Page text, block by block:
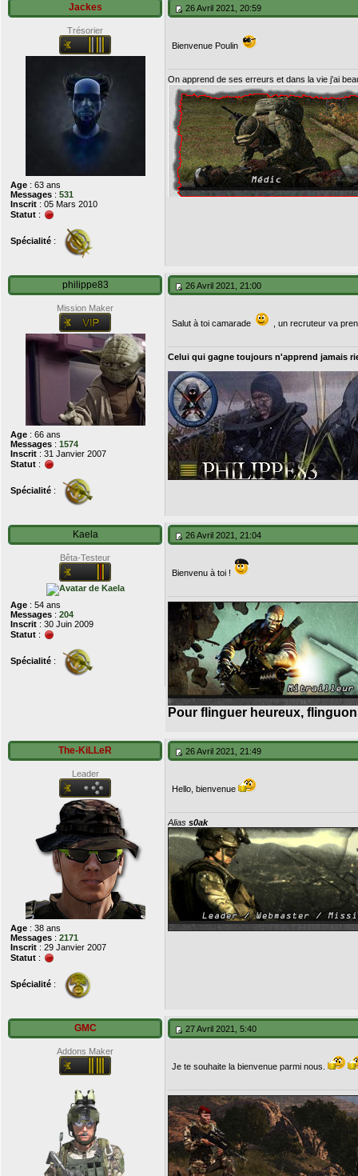
Jackes
Trésorier
Age : 63 ans
Messages : 531
Inscrit : 05 Mars 2010
Statut :
Spécialité :
26 Avril 2021, 20:59
Bienvenue Poulin
On apprend de ses erreurs et dans la vie j'ai
philippe83
Mission Maker
Age : 66 ans
Messages : 1574
Inscrit : 31 Janvier 2007
Statut :
Spécialité :
26 Avril 2021, 21:00
Salut à toi camarade , un recruteur va
Celui qui gagne toujours n'apprend jamais
Kaela
Bêta-Testeur
Age : 54 ans
Messages : 204
Inscrit : 30 Juin 2009
Statut :
Spécialité :
26 Avril 2021, 21:04
Bienvenu à toi !
Pour flinguer heureux,
The-KiLLeR
Leader
Age : 38 ans
Messages : 2171
Inscrit : 29 Janvier 2007
Statut :
Spécialité :
26 Avril 2021, 21:49
Hello, bienvenue
Alias s0ak
GMC
Addons Maker
27 Avril 2021, 5:40
Je te souhaite la bienvenue parmi nous.